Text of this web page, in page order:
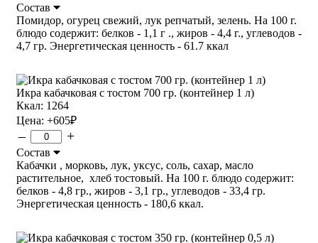
Состав
Помидор, огурец свежий, лук репчатый, зелень. На 100 г.
блюдо содержит: белков - 1,1 г ., жиров - 4,4 г., углеводов -
4,7 гр. Энергетическая ценность - 61.7 ккал
Икра кабачковая с тостом 700 гр. (контейнер 1 л)
Ккал: 1264
Цена: +605₽
– +
Состав
Кабачки , морковь, лук, уксус, соль, сахар, масло
растительное, хлеб тостовый. На 100 г. блюдо содержит:
белков - 4,8 гр., жиров - 3,1 гр., углеводов - 33,4 гр.
Энергетическая ценность - 180,6 ккал.